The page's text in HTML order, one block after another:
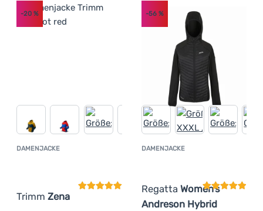
DAMENJACKE
Trimm Zena
Kundenbewertung
-20 %
DAMENJACKE
Regatta Women’s
Andreson Hybrid
-56%